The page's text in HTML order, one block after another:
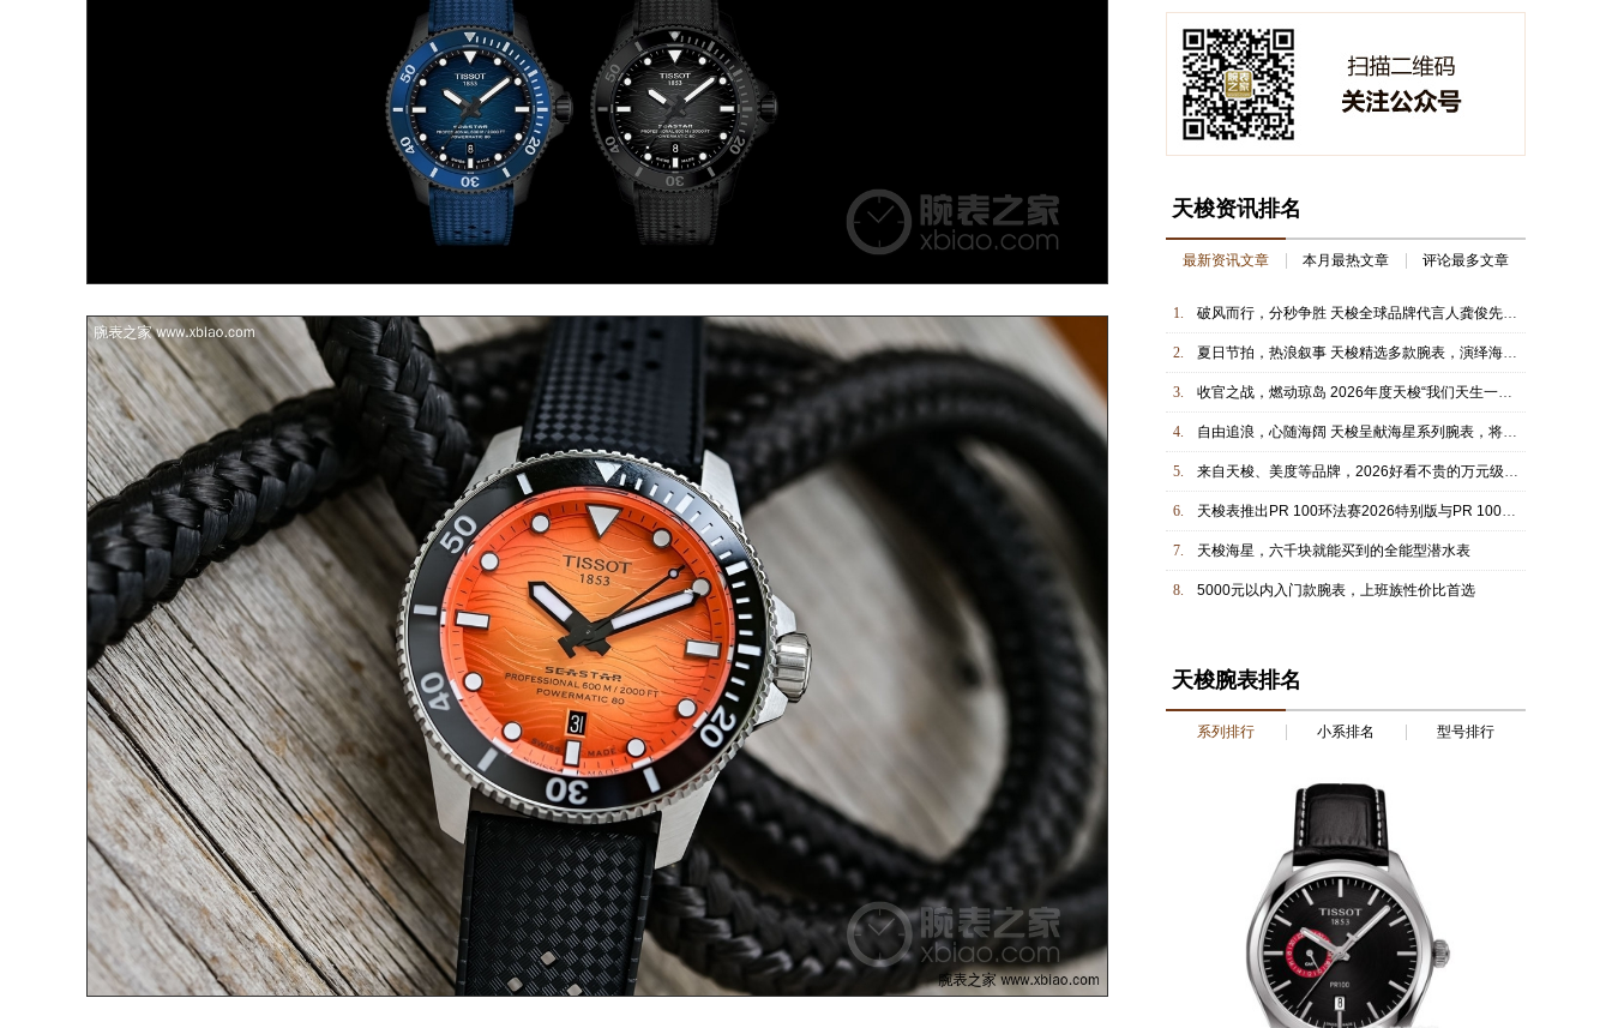
天梭资讯排名
最新资讯文章 本月最热文章 评论最多文章
1. 破风而行，分秒争胜 天梭全球品牌代言人龚俊先生观战环法自行车赛决赛，共庆冠军时刻
2. 夏日节拍，热浪叙事 天梭精选多款腕表，演绎海岸线上的动感韵律
3. 收官之战，燃动琼岛 2026年度天梭“我们天生一队”城市骑行活动于三亚圆满落幕，载誉而归
4. 自由追浪，心随海阔 天梭呈献海星系列腕表，将夏日的美好记忆收于腕间
5. 来自天梭、美度等品牌，2026好看不贵的万元级新表
6. 天梭表推出PR 100环法赛2026特别版与PR 100自行车版腕表， 续写骑乘合作篇章
7. 天梭海星，六千块就能买到的全能型潜水表
8. 5000元以内入门款腕表，上班族性价比首选
天梭腕表排名
系列排行 小系排名 型号排行